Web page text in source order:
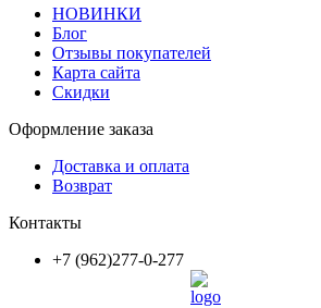
НОВИНКИ
Блог
Отзывы покупателей
Карта сайта
Скидки
Оформление заказа
Доставка и оплата
Возврат
Контакты
+7 (962)277-0-277